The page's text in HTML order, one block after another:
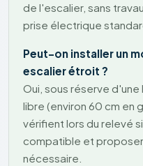
de l'escalier, sans
prise électrique
Peut-on installer un
escalier étroit ?
Oui, sous réserve
libre (environ 60 cm en
vérifient lors du relevé
compatible et
nécessaire.